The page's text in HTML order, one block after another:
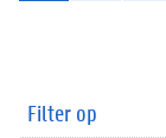
Filter op